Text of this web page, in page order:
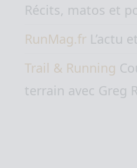
Récits, matos et
RunMag.fr L’actu
Trail & Running
terrain avec Greg